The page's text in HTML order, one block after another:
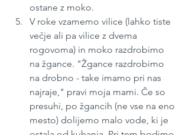
ostane z moko.
V roke vzamemo vilice (lahko tiste
večje ali pa vilice z dvema
rogovoma) in moko razdrobimo
na žgance. "Žgance razdrobimo
na drobno - take imamo pri nas
najraje," pravi moja mami. Če so
presuhi, po žgancih (ne vse na eno
mesto) dolijemo malo vode, ki je